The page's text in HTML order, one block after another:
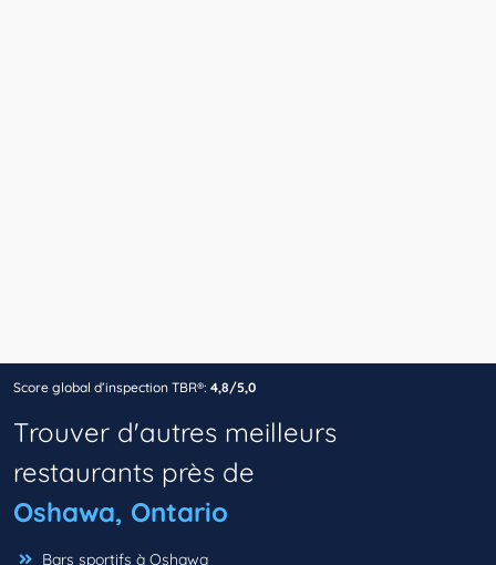
Score global d’inspection TBR®: 4,8/5,0
Trouver d'autres meilleurs
restaurants près de
Oshawa, Ontario
Bars sportifs à Oshawa